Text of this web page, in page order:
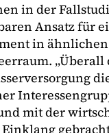
in der
Ansatz für
in
„Überall
mit der